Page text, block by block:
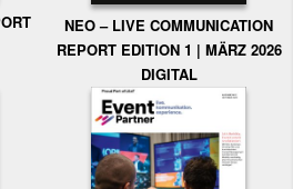
NEO – LIVE COMMUNICATION
REPORT EDITION 1 | MÄRZ 2026
DIGITAL